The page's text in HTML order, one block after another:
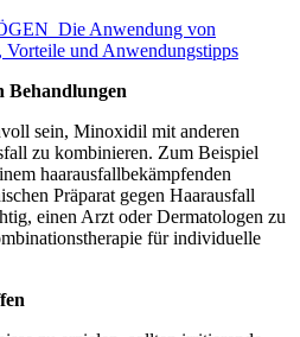
Die Anwendung von
Vorteile und Anwendungstipps
Behandlungen
sein, Minoxidil mit anderen
zu kombinieren. Zum Beispiel
haarausfallbekämpfenden
Präparat gegen Haarausfall
einen Arzt oder Dermatologen zu
für individuelle